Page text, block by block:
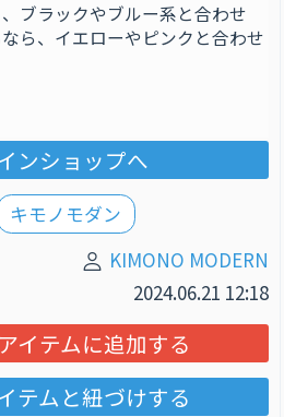
ブラックやブルー系と合わせ
ら、イエローやピンクと合わせ
ンショップへ
キモノモダン
KIMONO MODERN
2024.06.21 12:18
イテムに追加する
テムと紐づけする